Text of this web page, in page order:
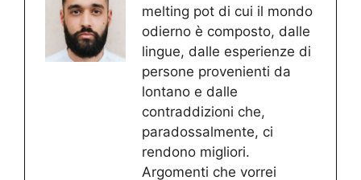
melting pot di cui il mondo
odierno è composto, dalle
lingue, dalle esperienze di
persone provenienti da
lontano e dalle
contraddizioni che,
paradossalmente, ci
rendono migliori.
Argomenti che vorrei